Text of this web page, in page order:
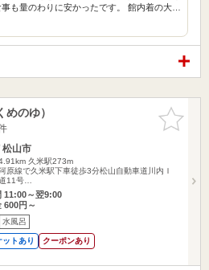
も量のわりに安かったです。 館内着の大…
お気に入
りに追加
のゆ）
松山市
久米駅273m
原線で久米駅下車徒歩3分松山自動車道川内Ｉ
11号…
11:00～翌9:00
600円～
水風呂
ットあり クーポンあり